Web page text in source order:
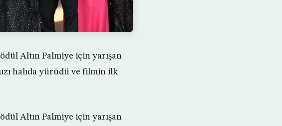
Altın Palmiye için yarışan
halıda yürüdü ve filmin ilk
Altın Palmiye için yarışan